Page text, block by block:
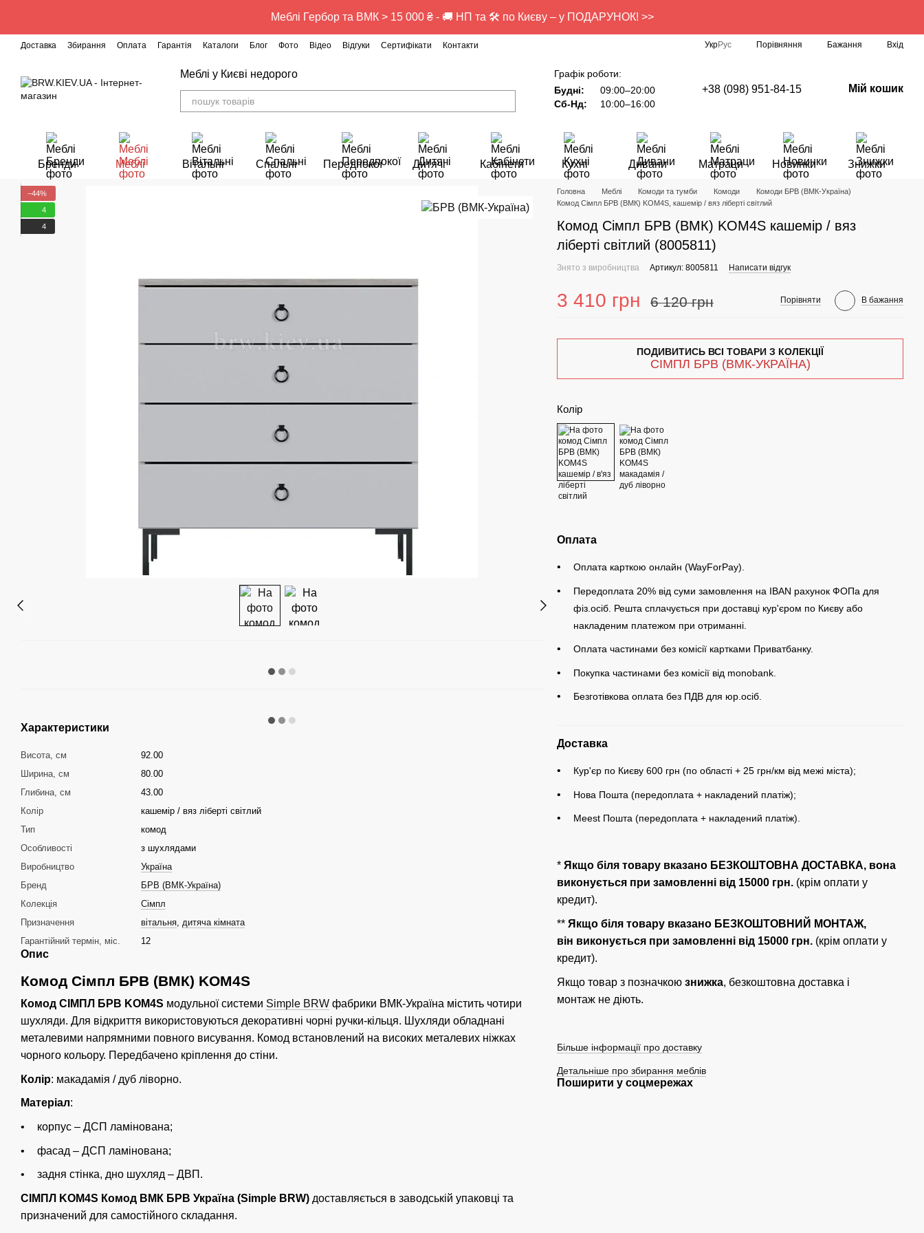
Меблі Гербор та ВМК > 15 000 ₴ - 🚚 НП та 🛠️ по Києву – у ПОДАРУНОК! >>
Доставка Збирання Оплата Гарантія Каталоги Блог Фото Відео Відгуки Сертифікати Контакти УкрРус Порівняння Бажання Вхід
Меблі у Києві недорого
Графік роботи:
Будні:
09:00–20:00
Сб-Нд:
10:00–16:00
+38 (098) 951-84-15 Мій кошик
Бренди Меблі Вітальні Спальні Передпокої Дитячі Кабінети Кухні Дивани Матраци Новинки Знижки
−44%
4
4
Характеристики
Висота, см
92.00
Ширина, см
80.00
Глибина, см
43.00
Колір
кашемір / вяз ліберті світлий
Тип
комод
Особливості
з шухлядами
Виробництво
Україна
Бренд
БРВ (ВМК-Україна)
Колекція
Сімпл
Призначення
вітальня, дитяча кімната
Гарантійний термін, міс.
12
Опис
Комод Сімпл БРВ (ВМК) KOM4S
Комод СІМПЛ БРВ KOM4S модульної системи Simple BRW фабрики ВМК-Україна містить чотири
шухляди. Для відкриття використовуються декоративні чорні ручки-кільця. Шухляди обладнані
металевими напрямними повного висування. Комод встановлений на високих металевих ніжках
чорного кольору. Передбачено кріплення до стіни.
Колір: макадамія / дуб ліворно.
Матеріал:
корпус – ДСП ламінована;
фасад – ДСП ламінована;
задня стінка, дно шухляд – ДВП.
СІМПЛ KOM4S Комод ВМК БРВ Україна (Simple BRW) доставляється в заводській упаковці та
призначений для самостійного складання.
Головна Меблі Комоди та тумби Комоди
Комоди БРВ (ВМК-Україна)
Комод Сімпл БРВ (ВМК) KOM4S, кашемір / вяз ліберті світлий
Комод Сімпл БРВ (ВМК) KOM4S кашемір / вяз
ліберті світлий (8005811)
Знято з виробництва Артикул: 8005811 Написати відгук
3 410 грн 6 120 грн Порівняти В бажання
ПОДИВИТИСЬ ВСІ ТОВАРИ З КОЛЕКЦІЇ
СІМПЛ БРВ (ВМК-УКРАЇНА)
Колір
Оплата
Оплата карткою онлайн (WayForPay).
Передоплата 20% від суми замовлення на IBAN рахунок ФОПа для
фіз.осіб. Решта сплачується при доставці кур'єром по Києву або
накладеним платежом при отриманні.
Оплата частинами без комісії картками Приватбанку.
Покупка частинами без комісії від monobank.
Безготівкова оплата без ПДВ для юр.осіб.
Доставка
Кур'єр по Києву 600 грн (по області + 25 грн/км від межі міста);
Нова Пошта (передоплата + накладений платіж);
Meest Пошта (передоплата + накладений платіж).
*Якщо біля товару вказано БЕЗКОШТОВНА ДОСТАВКА, вона
виконується при замовленні від 15000 грн. (крім оплати у
кредит).
**Якщо біля товару вказано БЕЗКОШТОВНИЙ МОНТАЖ,
він виконується при замовленні від 15000 грн. (крім оплати у
кредит).
Якщо товар з позначкоюзнижка, безкоштовна доставка і
монтаж не діють.
Більше інформації про доставку
Детальніше про збирання меблів
Поширити у соцмережах